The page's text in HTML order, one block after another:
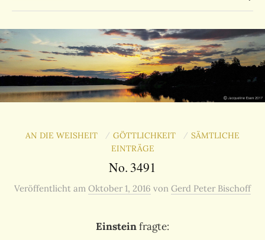
AN DIE WEISHEIT / GÖTTLICHKEIT / SÄMTLICHE
EINTRÄGE
No. 3491
Veröffentlicht am Oktober 1, 2016 von Gerd Peter Bischoff
Einsteinfragte: